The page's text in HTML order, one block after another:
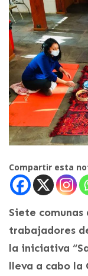
Compartir esta
Siete
trabajadores
la iniciativa
lleva a cabo